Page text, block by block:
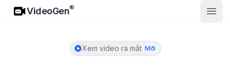
VideoGen
VideoGen®
Mở
Xem video ra mắt Mới